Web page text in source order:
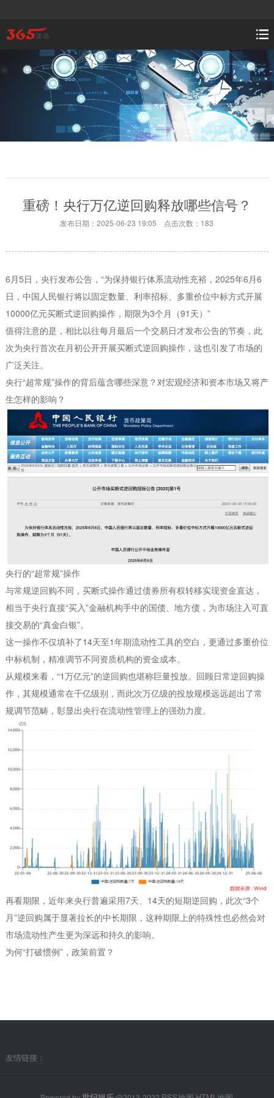
重磅！央行万亿逆回购释放哪些信号？
发布日期：2025-06-23 19:05 点击次数：183
6月5日，央行发布公告，“为保持银行体系流动性充裕，2025年6月6
日，中国人民银行将以固定数量、利率招标、多重价位中标方式开展
10000亿元买断式逆回购操作，期限为3个月（91天）”
值得注意的是，相比以往每月最后一个交易日才发布公告的节奏，此
次为央行首次在月初公开开展买断式逆回购操作，这也引发了市场的
广泛关注。
央行“超常规”操作的背后蕴含哪些深意？对宏观经济和资本市场又将产
生怎样的影响？
央行的“超常规”操作
与常规逆回购不同，买断式操作通过债券所有权转移实现资金直达，
相当于央行直接“买入”金融机构手中的国债、地方债，为市场注入可直
接交易的“真金白银”。
这一操作不仅填补了14天至1年期流动性工具的空白，更通过多重价位
中标机制，精准调节不同资质机构的资金成本。
从规模来看，“1万亿元”的逆回购也堪称巨量投放。回顾日常逆回购操
作，其规模通常在千亿级别，而此次万亿级的投放规模远远超出了常
规调节范畴，彰显出央行在流动性管理上的强劲力度。
再看期限，近年来央行普遍采用7天、14天的短期逆回购，此次“3个
月”逆回购属于显著拉长的中长期限，这种期限上的特殊性也必然会对
市场流动性产生更为深远和持久的影响。
为何“打破惯例”，政策前置？
友情链接：